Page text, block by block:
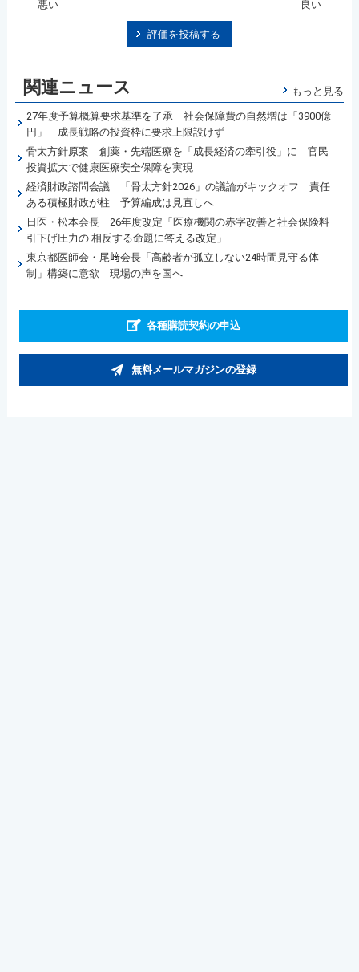
悪い 良い
評価を投稿する
関連ニュース もっと見る
27年度予算概算要求基準を了承 社会保障費の自然増は「3900億
円」 成長戦略の投資枠に要求上限設けず
骨太方針原案 創薬・先端医療を「成長経済の牽引役」に 官民
投資拡大で健康医療安全保障を実現
経済財政諮問会議 「骨太方針2026」の議論がキックオフ 責任
ある積極財政が柱 予算編成は見直しへ
日医・松本会長 26年度改定「医療機関の赤字改善と社会保険料
引下げ圧力の 相反する命題に答える改定」
東京都医師会・尾﨑会長「高齢者が孤立しない24時間見守る体
制」構築に意欲 現場の声を国へ
各種購読契約の申込
無料メールマガジンの登録